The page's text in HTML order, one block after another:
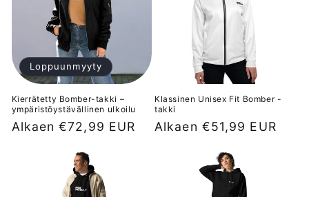
Loppuunmyyty
Kierrätetty Bomber-takki –
ympäristöystävällinen ulkoilu
Normaalihinta
Alkaen €72,99 EUR
Klassinen Unisex Fit Bomber -
takki
Normaalihinta
Alkaen €51,99 EUR